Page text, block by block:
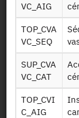
Ald
Soins ext
VC_AIG
TOP_CVA
VC_SEQ
Séquelle d'accident
SUP_CVA
VC_CAT
Accident vasculaire
TOP_CVI
C_AIG
Insuffisance